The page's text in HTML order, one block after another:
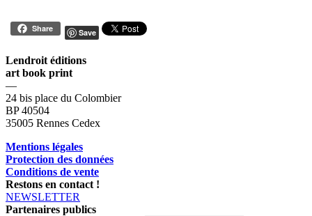
Share Save
Lendroit éditions
art book print
—
24 bis place du Colombier
BP 40504
35005 Rennes Cedex
Mentions légales
Protection des données
Conditions de vente
Restons en contact !
NEWSLETTER
Partenaires publics